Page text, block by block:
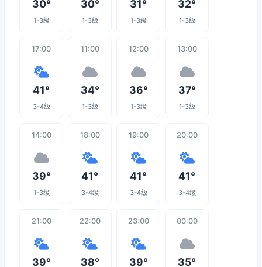
30°
1-3级
30°
1-3级
31°
1-3级
32°
1-3级
17:00
41°
3-4级
11:00
34°
1-3级
12:00
36°
1-3级
13:00
37°
1-3级
14:00
39°
1-3级
18:00
41°
3-4级
19:00
41°
3-4级
20:00
41°
3-4级
21:00
39°
22:00
38°
23:00
39°
00:00
35°